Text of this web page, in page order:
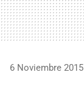
6 Noviembre 2015